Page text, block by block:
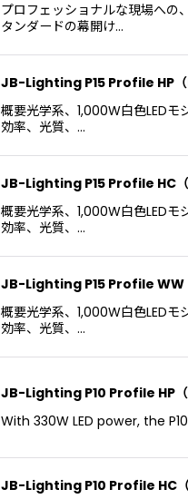
プロフェッショナルな現場への
タンダードの幕開け…
JB-Lighting P15 Profile HP（
概要光学系、1,000W白色LED
効率、光質、…
JB-Lighting P15 Profile HC（
概要光学系、1,000W白色LED
効率、光質、…
JB-Lighting P15 Profile WW（
概要光学系、1,000W白色LED
効率、光質、…
JB-Lighting P10 Profile HP（
With 330W LED power, the
JB-Lighting P10 Profile HC（